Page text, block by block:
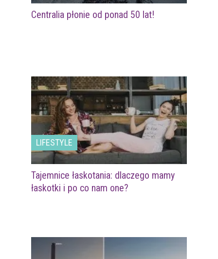
Centralia płonie od ponad 50 lat!
LIFESTYLE
Tajemnice łaskotania: dlaczego mamy
łaskotki i po co nam one?